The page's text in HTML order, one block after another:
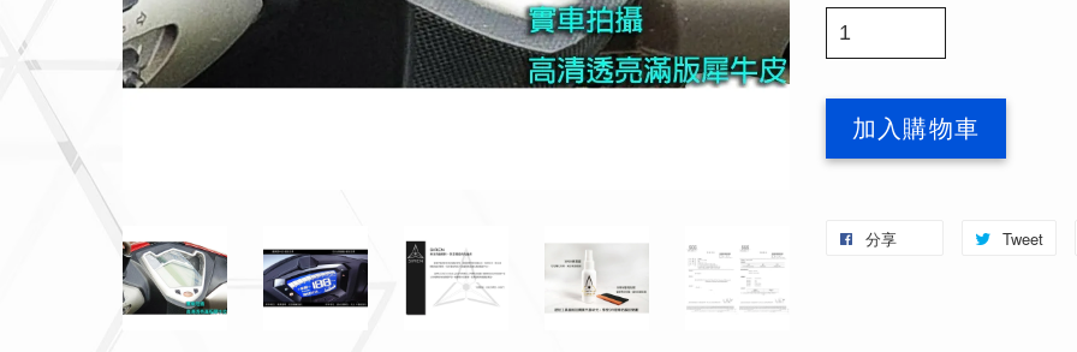
加入購物車
分享 Tweet